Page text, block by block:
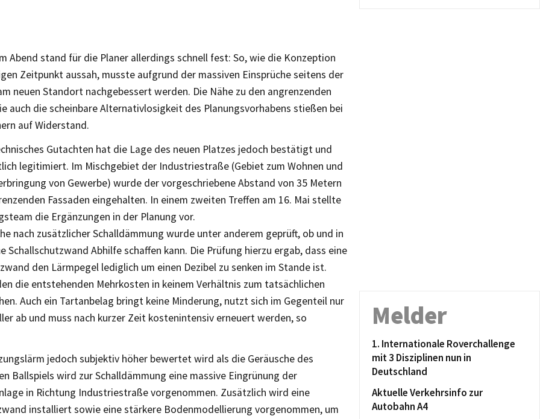
Abend stand für die Planer allerdings schnell fest: So, wie die Konzeption
Zeitpunkt aussah, musste aufgrund der massiven Einsprüche seitens der
neuen Standort nachgebessert werden. Die Nähe zu den angrenzenden
auch die scheinbare Alternativlosigkeit des Planungsvorhabens stießen bei
auf Widerstand.
Gutachten hat die Lage des neuen Platzes jedoch bestätigt und
legitimiert. Im Mischgebiet der Industriestraße (Gebiet zum Wohnen und
von Gewerbe) wurde der vorgeschriebene Abstand von 35 Metern
Fassaden eingehalten. In einem zweiten Treffen am 16. Mai stellte
die Ergänzungen in der Planung vor.
nach zusätzlicher Schalldämmung wurde unter anderem geprüft, ob und in
Schallschutzwand Abhilfe schaffen kann. Die Prüfung hierzu ergab, dass eine
den Lärmpegel lediglich um einen Dezibel zu senken im Stande ist.
die entstehenden Mehrkosten in keinem Verhältnis zum tatsächlichen
Auch ein Tartanbelag bringt keine Minderung, nutzt sich im Gegenteil nur
ab und muss nach kurzer Zeit kostenintensiv erneuert werden, so
jedoch subjektiv höher bewertet wird als die Geräusche des
Ballspiels wird zur Schalldämmung eine massive Eingrünung der
in Richtung Industriestraße vorgenommen. Zusätzlich wird eine
installiert sowie eine stärkere Bodenmodellierung vorgenommen, um
Melder
1. Internationale Roverchallenge
mit 3 Disziplinen nun in
Deutschland
Aktuelle Verkehrsinfo zur
Autobahn A4